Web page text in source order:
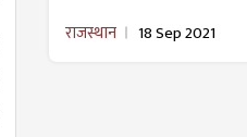
राजस्थान 18 Sep 2021